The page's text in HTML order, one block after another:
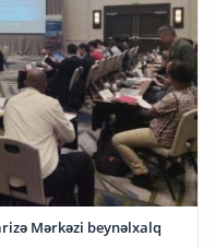
Mərkəzi beynəlxalq